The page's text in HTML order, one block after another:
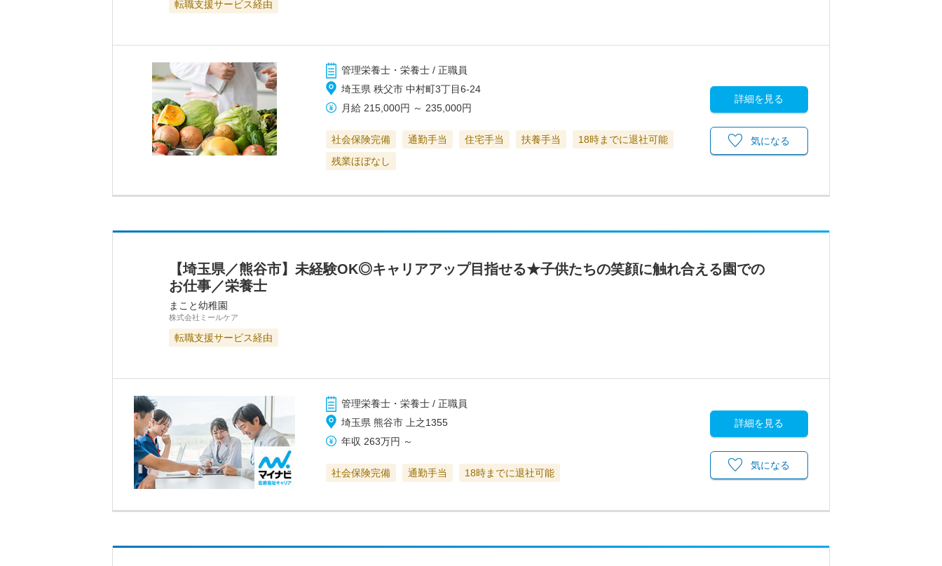
転職支援サービス経由
管理栄養士・栄養士 / 正職員
埼玉県 秩父市 中村町3丁目6-24
月給 215,000円 ～ 235,000円
社会保険完備 通勤手当 住宅手当 扶養手当
18時までに退社可能
残業ほぼなし
詳細を見る
気になる
【埼玉県／熊谷市】未経験OK◎キャリアアップ目指せる★子供たちの笑顔に触れ合える園での
お仕事／栄養士
まこと幼稚園
株式会社ミールケア
転職支援サービス経由
管理栄養士・栄養士 / 正職員
埼玉県 熊谷市 上之1355
年収 263万円 ～
社会保険完備 通勤手当 18時までに退社可能
詳細を見る
気になる